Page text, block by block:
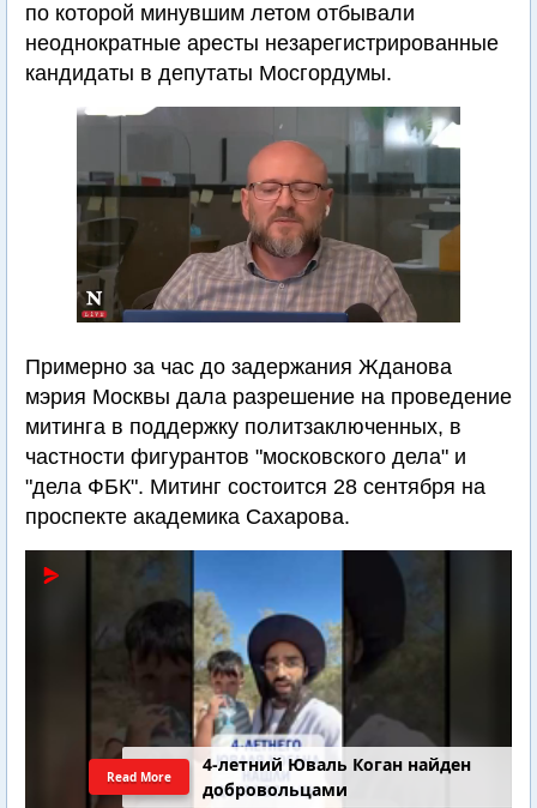
по которой минувшим летом отбывали
неоднократные аресты незарегистрированные
кандидаты в депутаты Мосгордумы.
Примерно за час до задержания Жданова
мэрия Москвы дала разрешение на проведение
митинга в поддержку политзаключенных, в
частности фигурантов "московского дела" и
"дела ФБК". Митинг состоится 28 сентября на
проспекте академика Сахарова.
4-летний Юваль Коган найден
добровольцами
Read More